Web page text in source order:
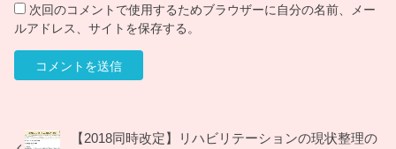
次回のコメントで使用するためブラウザーに自分の名前、メー
ルアドレス、サイトを保存する。
【2018同時改定】リハビリテーションの現状整理の